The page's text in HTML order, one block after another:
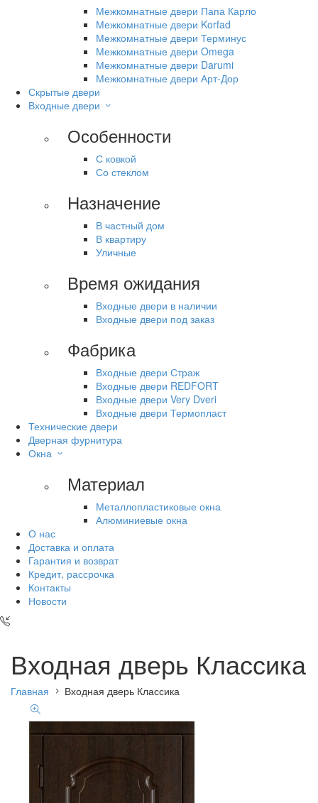
Межкомнатные двери Папа Карло
Межкомнатные двери Korfad
Межкомнатные двери Терминус
Межкомнатные двери Omega
Межкомнатные двери Darumi
Межкомнатные двери Арт-Дор
Скрытые двери
Входные двери
Особенности
С ковкой
Со стеклом
Назначение
В частный дом
В квартиру
Уличные
Время ожидания
Входные двери в наличии
Входные двери под заказ
Фабрика
Входные двери Страж
Входные двери REDFORT
Входные двери Very Dveri
Входные двери Термопласт
Технические двери
Дверная фурнитура
Окна
Материал
Металлопластиковые окна
Алюминиевые окна
О нас
Доставка и оплата
Гарантия и возврат
Кредит, рассрочка
Контакты
Новости
Входная дверь Классика
Главная Входная дверь Классика